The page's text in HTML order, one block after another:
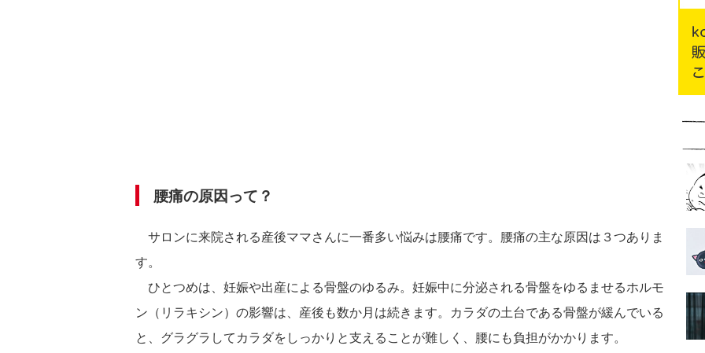
腰痛の原因って？
サロンに来院される産後ママさんに一番多い悩みは腰痛です。腰痛の主な原因は３つありま
す。
ひとつめは、妊娠や出産による骨盤のゆるみ。妊娠中に分泌される骨盤をゆるませるホルモ
ン（リラキシン）の影響は、産後も数か月は続きます。カラダの土台である骨盤が緩んでいる
と、グラグラしてカラダをしっかりと支えることが難しく、腰にも負担がかかります。